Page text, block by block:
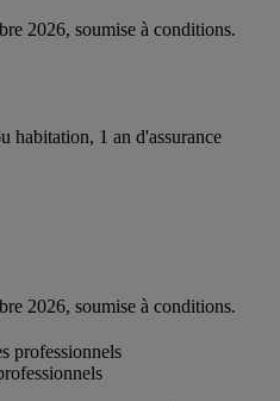
2026, soumise à conditions.
habitation, 1 an d'assurance
2026, soumise à conditions.